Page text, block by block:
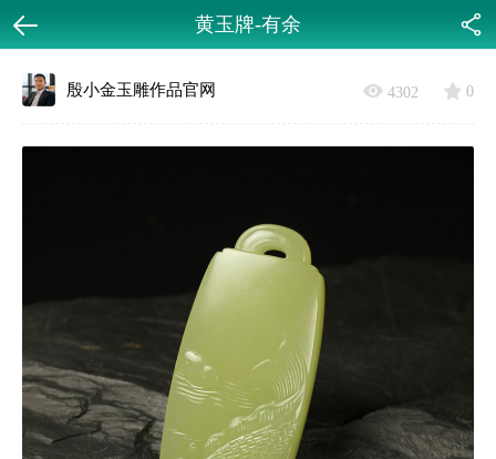
黄玉牌-有余
返回
殷小金玉雕作品官网
4302 0